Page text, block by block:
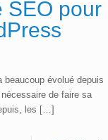
SEO pour
beaucoup évolué depuis
de faire sa
les […]